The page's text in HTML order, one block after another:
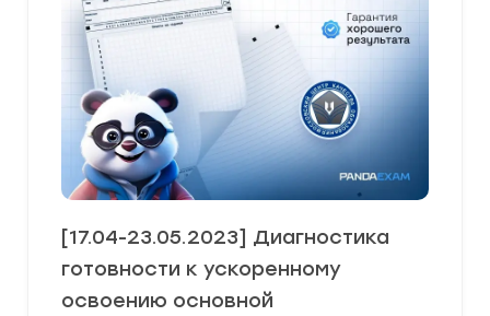
[17.04-23.05.2023] Диагностика
готовности к ускоренному
освоению основной